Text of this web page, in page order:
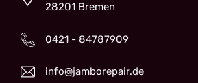
28201 Bremen
0421 - 84787909
info@jamborepair.de